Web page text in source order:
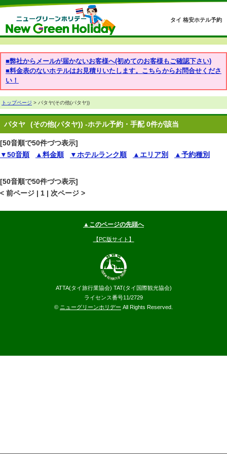
タイ 格安ホテル予約
■弊社からメールが届かないお客様へ(初めてのお客様もご確認下さい)
■料金表のないホテルはお見積りいたします。こちらからお問合せくださ
い！
トップページ > パタヤ(その他(パタヤ))
パタヤ (その他(パタヤ)) -ホテル予約・手配 0件が該当
[50音順で50件づつ表示]
▼50音順
▲料金順 ▼ホテルランク順 ▲エリア別 ▲予約種別
[50音順で50件づつ表示]
< 前ページ | 1 | 次ページ >
▲このページの先頭へ
【PC版サイト】
ATTA(タイ旅行業協会) TAT(タイ国際観光協会)
ライセンス番号11/2729
© ニューグリーンホリデー All Rights Reserved.